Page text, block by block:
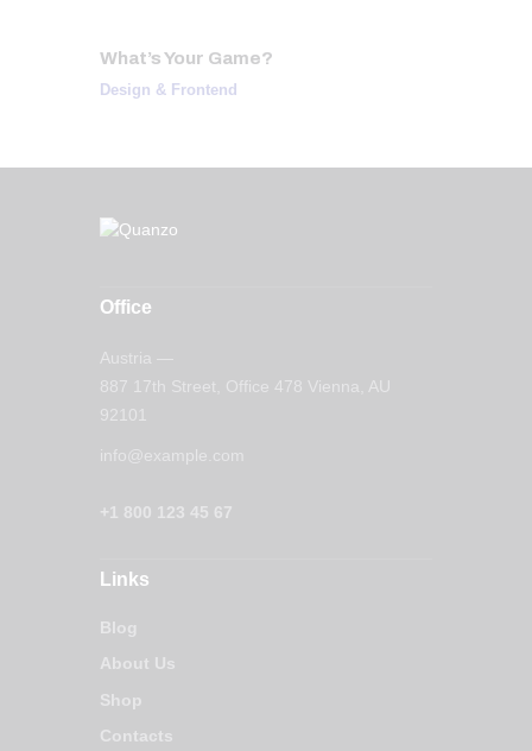
What’s Your Game?
Design & Frontend
Office
Austria —
887 17th Street, Office 478 Vienna, AU
92101
info@example.com
+1 800 123 45 67
Links
Blog
About Us
Shop
Contacts